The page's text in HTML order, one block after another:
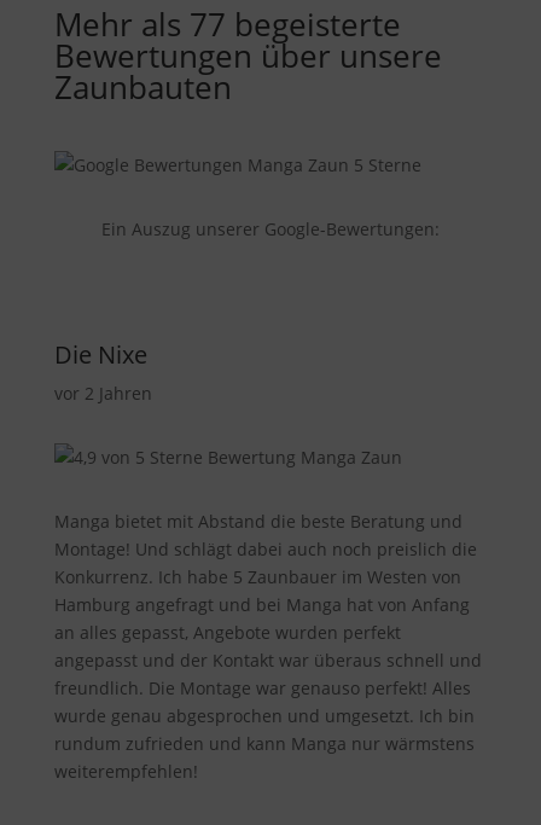
Mehr als 77 begeisterte
Bewertungen über unsere
Zaunbauten
Ein Auszug unserer Google-Bewertungen:
Die Nixe
vor 2 Jahren
Manga bietet mit Abstand die beste Beratung und
Montage! Und schlägt dabei auch noch preislich die
Konkurrenz. Ich habe 5 Zaunbauer im Westen von
Hamburg angefragt und bei Manga hat von Anfang
an alles gepasst, Angebote wurden perfekt
angepasst und der Kontakt war überaus schnell und
freundlich. Die Montage war genauso perfekt! Alles
wurde genau abgesprochen und umgesetzt. Ich bin
rundum zufrieden und kann Manga nur wärmstens
weiterempfehlen!